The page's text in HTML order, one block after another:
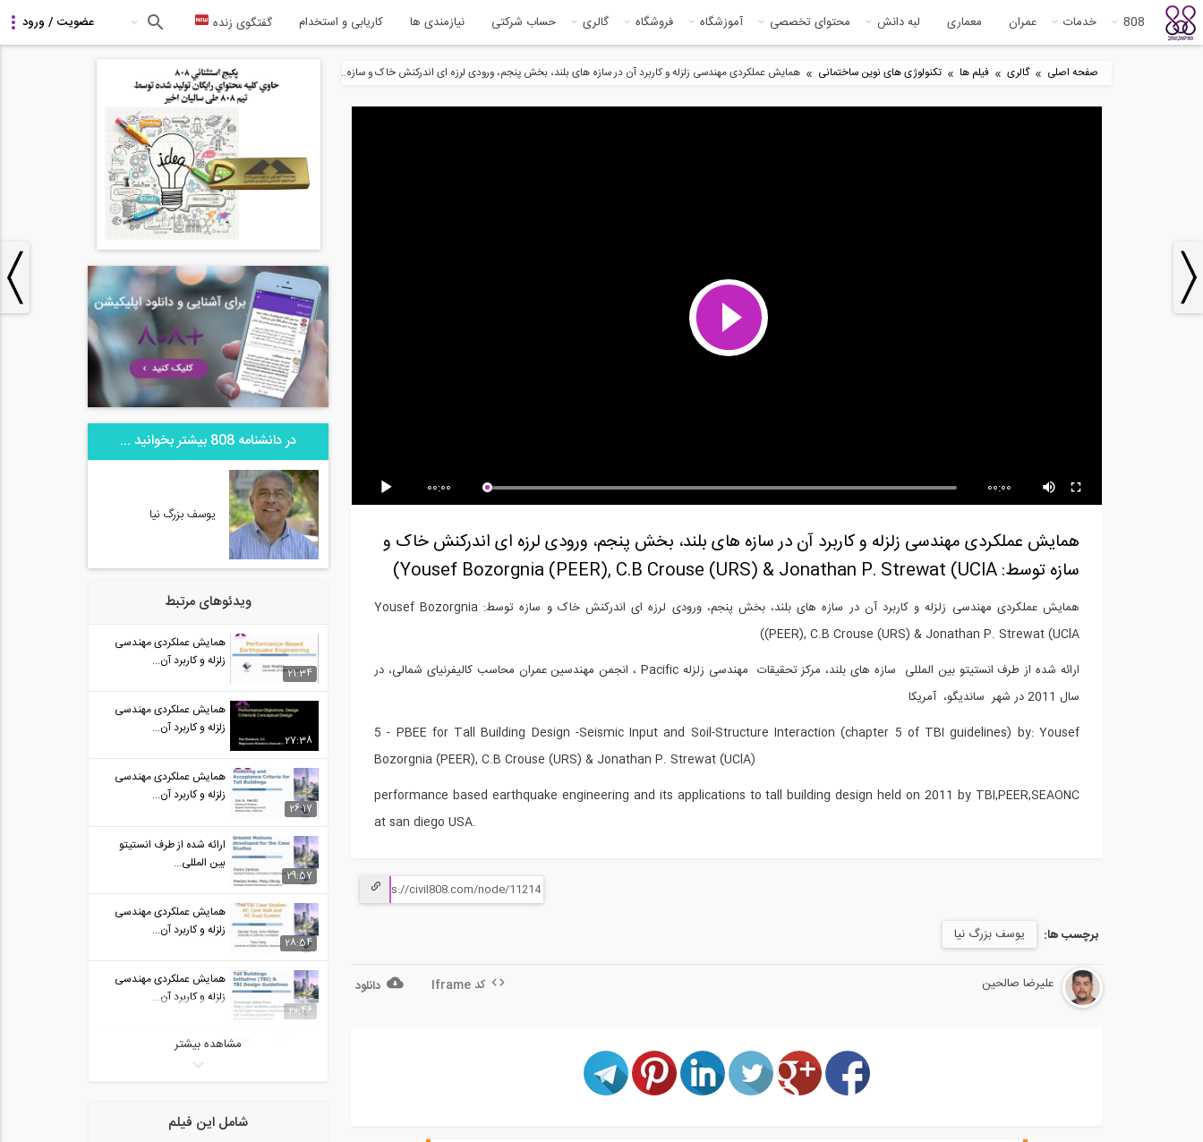
808 خدمات عمران معماری لبه دانش محتوای تخصصی آموزشگاه فروشگاه گالری حساب شرکتی نیازمندی ها کاریابی و استخدام گفتگوی زنده
صفحه اصلی » گالری » فیلم ها » تکنولوژی های نوین ساختمانی » همایش عملکردی مهندسی زلزله و کاربرد آن در سازه های بلند، بخش پنجم، ورودی لرزه ای اندرکنش خاک و سازه...
00:00 00:00
همایش عملکردی مهندسی زلزله و کاربرد آن در سازه های بلند، بخش پنجم، ورودی لرزه ای اندرکنش خاک و
سازه توسط: Yousef Bozorgnia (PEER), C.B Crouse (URS) & Jonathan P. Strewat (UClA)
همایش عملکردی مهندسی زلزله و کاربرد آن در سازه های بلند، بخش پنجم، ورودی لرزه ای اندرکنش خاک و سازه توسط: Yousef Bozorgnia
(PEER), C.B Crouse (URS) & Jonathan P. Strewat (UClA)
ارائه شده از طرف انستیتو بین المللی سازه های بلند، مرکز تحقیقات مهندسی زلزله Pacific ، انجمن مهندسین عمران محاسب کالیفرنیای شمالی، در
سال 2011 در شهر ساندیگو، آمریکا
5 - PBEE for Tall Building Design -Seismic Input and Soil-Structure Interaction (chapter 5 of TBI guidelines) by: Yousef
Bozorgnia (PEER), C.B Crouse (URS) & Jonathan P. Strewat (UClA)
performance based earthquake engineering and its applications to tall building design held on 2011 by TBI,PEER,SEAONC
at san diego USA.
برچسب ها: یوسف بزرگ نیا
دانلود علیرضا صالحین کد Iframe
در دانشنامه 808 بیشتر بخوانید ...
یوسف بزرگ نیا
ویدئوهای مرتبط
21:34
همایش عملکردی مهندسی
زلزله و کاربرد آن...
27:38
همایش عملکردی مهندسی
زلزله و کاربرد آن...
26:17
همایش عملکردی مهندسی
زلزله و کاربرد آن...
29:57
ارائه شده از طرف انستیتو
بین المللی...
28:54
همایش عملکردی مهندسی
زلزله و کاربرد آن...
20:46
همایش عملکردی مهندسی
زلزله و کاربرد آن...
سمینار طراحی سازه های سرد
نورد شده یا...
سمینار طراحی عملکردی و
طراحی بر اساس...
مشاهده بیشتر
شامل این فیلم